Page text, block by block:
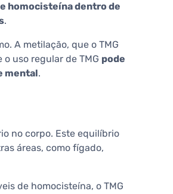
homocisteína dentro de
.
A metilação, que o TMG
uso regular de TMG pode
mental.
no corpo. Este equilíbrio
áreas, como fígado,
de homocisteína, o TMG